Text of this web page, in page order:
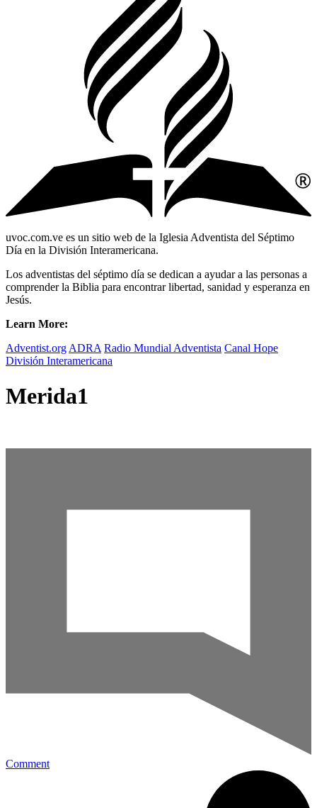
uvoc.com.ve es un sitio web de la Iglesia Adventista del Séptimo
Día en la División Interamericana.
Los adventistas del séptimo día se dedican a ayudar a las personas a
comprender la Biblia para encontrar libertad, sanidad y esperanza en
Jesús.
Learn More:
Adventist.org ADRA Radio Mundial Adventista Canal Hope
División Interamericana
Merida1
Comment